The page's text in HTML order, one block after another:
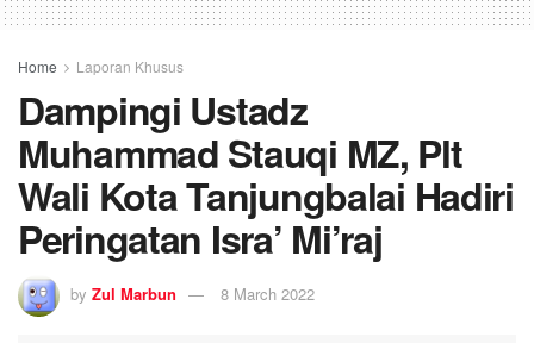
Home Laporan Khusus
Dampingi Ustadz
Muhammad Stauqi MZ, Plt
Wali Kota Tanjungbalai Hadiri
Peringatan Isra’ Mi’raj
by Zul Marbun 8 March 2022